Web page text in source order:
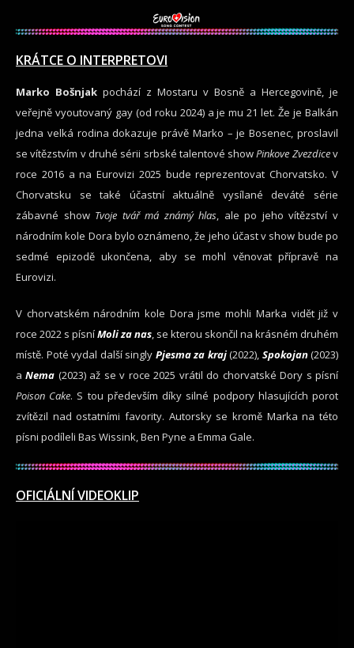
KRÁTCE O INTERPRETOVI
Marko Bošnjak pochází z Mostaru v Bosně a Hercegovině, je
veřejně vyoutovaný gay (od roku 2024) a je mu 21 let. Že je Balkán
jedna velká rodina dokazuje právě Marko – je Bosenec, proslavil
se vítězstvím v druhé sérii srbské talentové showPinkove Zvezdicev
roce 2016 a na Eurovizi 2025 bude reprezentovat Chorvatsko. V
Chorvatsku se také účastní aktuálně vysílané deváté série
zábavné show Tvoje tvář má známý hlas, ale po jeho vítězství v
národním kole Dora bylo oznámeno, že jeho účast v show bude po
sedmé epizodě ukončena, aby se mohl věnovat přípravě na
Eurovizi.
V chorvatském národním kole Dora jsme mohli Marka vidět již v
roce 2022 s písníMoli za nas, se kterou skončil na krásném druhém
místě. Poté vydal další singly Pjesma za kraj(2022), Spokojan(2023)
aNema (2023) až se v roce 2025 vrátil do chorvatské Dory s písní
Poison Cake. S tou především díky silné podpory hlasujících porot
zvítězil nad ostatními favority. Autorsky se kromě Marka na této
písni podíleli Bas Wissink, Ben Pyne a Emma Gale.
OFICIÁLNÍ VIDEOKLIP